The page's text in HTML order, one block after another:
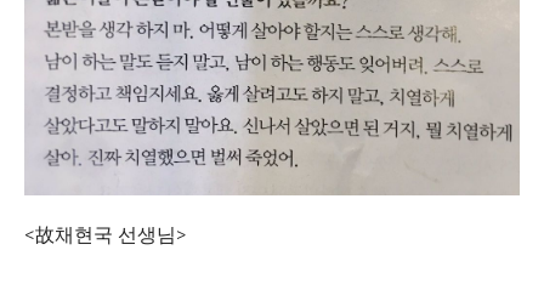
<故채현국 선생님>